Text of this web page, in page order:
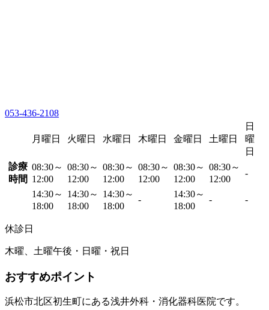
053-436-2108
月曜日 火曜日 水曜日 木曜日 金曜日 土曜日
日
曜
日
診療
時間
08:30～
12:00
08:30～
12:00
08:30～
12:00
08:30～
12:00
08:30～
12:00
08:30～
12:00
-
14:30～
18:00
14:30～
18:00
14:30～
18:00
-
14:30～
18:00
- -
休診日
木曜、土曜午後・日曜・祝日
おすすめポイント
浜松市北区初生町にある浅井外科・消化器科医院です。